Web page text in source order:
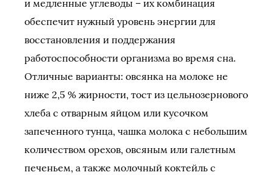
и медленные углеводы – их комбинация
обеспечит нужный уровень энергии для
восстановления и поддержания
работоспособности организма во время сна.
Отличные варианты: овсянка на молоке не
ниже 2,5 % жирности, тост из цельнозернового
хлеба с отварным яйцом или кусочком
запеченного тунца, чашка молока с небольшим
количеством орехов, овсяным или галетным
печеньем, а также молочный коктейль с